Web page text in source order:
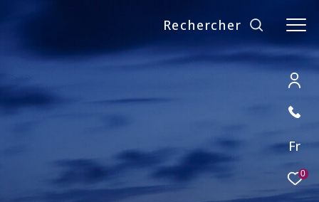
Fr
0
Rechercher